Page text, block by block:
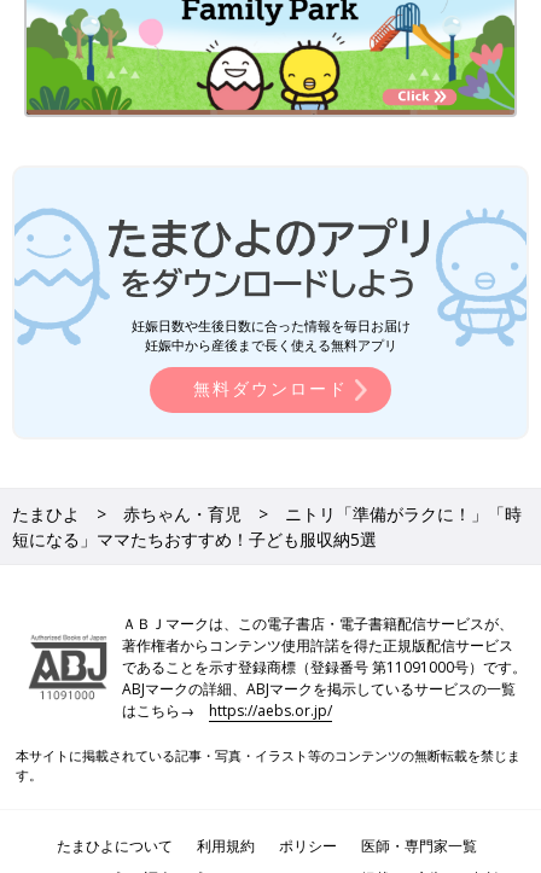
●記事の内容は記載当時の情報であり、現在と異なる場合があり
ます。
妊娠日数や生後日数に合った情報を毎日お届け
妊娠中から産後まで長く使える無料アプリ
無料ダウンロード
たまひよ 赤ちゃん・育児
ニトリ「準備がラクに！」「時
短になる」ママたちおすすめ！子ども服収納5選
ＡＢＪマークは、この電子書店・電子書籍配信サービスが、
著作権者からコンテンツ使用許諾を得た正規版配信サービス
であることを示す登録商標（登録番号 第11091000号）です。
ABJマークの詳細、ABJマークを掲示しているサービスの一覧
はこちら→https://aebs.or.jp/
本サイトに掲載されている記事・写真・イラスト等のコンテンツの無断転載を禁じま
す。
たまひよについて 利用規約 ポリシー
医師・専門家一覧